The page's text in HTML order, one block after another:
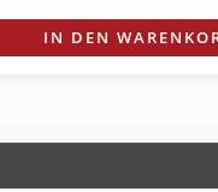
IN DEN